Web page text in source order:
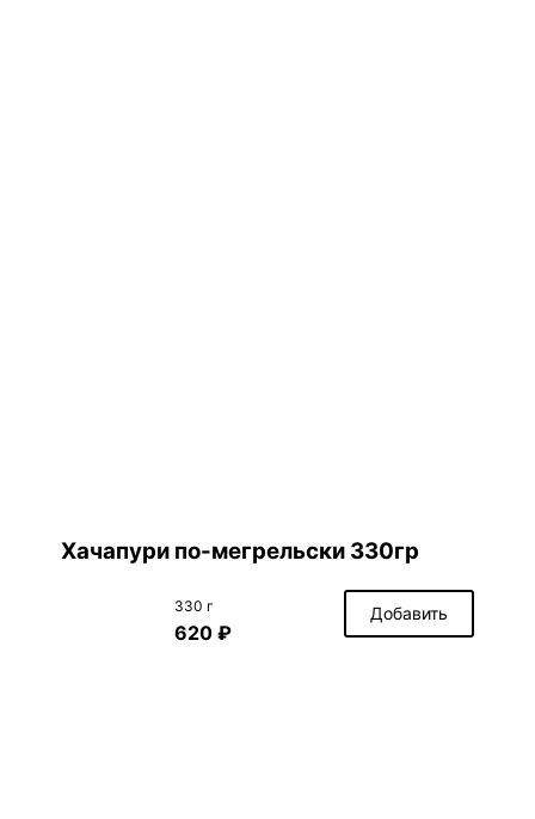
Хачапури по-мегрельски 330гр
330 г
620 ₽
Добавить